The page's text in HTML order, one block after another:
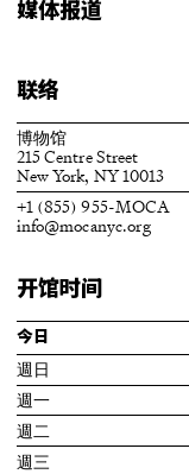
媒体报道
联络
博物馆
215 Centre Street
New York, NY 10013
+1 (855) 955-MOCA
info@mocanyc.org
开馆时间
今日
週日
週一
週二
週三